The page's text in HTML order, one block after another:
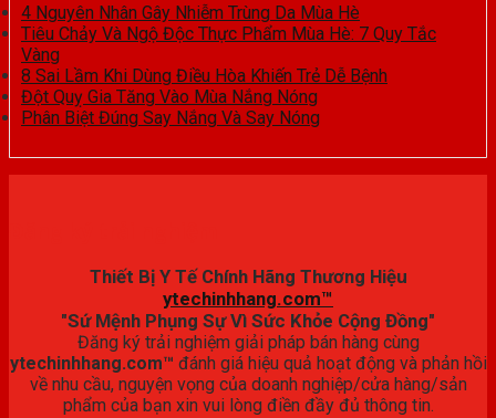
4 Nguyên Nhân Gây Nhiễm Trùng Da Mùa Hè
Tiêu Chảy Và Ngộ Độc Thực Phẩm Mùa Hè: 7 Quy Tắc
Vàng
8 Sai Lầm Khi Dùng Điều Hòa Khiến Trẻ Dễ Bệnh
Đột Quỵ Gia Tăng Vào Mùa Nắng Nóng
Phân Biệt Đúng Say Nắng Và Say Nóng
Thiết Bị Y Tế Chính Hãng Thương Hiệu
ytechinhhang.com™
"Sứ Mệnh Phụng Sự Vì Sức Khỏe Cộng Đồng"
Đăng ký trải nghiệm giải pháp bán hàng cùng
ytechinhhang.com™ đánh giá hiệu quả hoạt động và phản hồi
về nhu cầu, nguyện vọng của doanh nghiệp/cửa hàng/sản
phẩm của bạn xin vui lòng điền đầy đủ thông tin.